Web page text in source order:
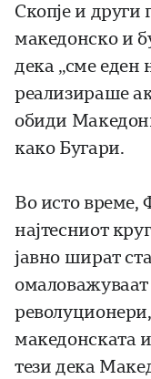
Скопје и други
македонско и
дека „сме еден
реализираше
обиди
како Бугари.
Во исто време,
најтесниот
јавно шират
македонската
тези дека